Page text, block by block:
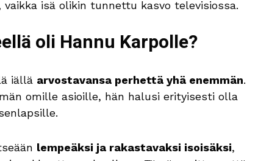
isä olikin tunnettu kasvo televisiossa.
oli Hannu Karpolle?
iällä arvostavansa perhettä yhä enemmän.
omille asioille, hän halusi erityisesti olla
lempeäksi ja rakastavaksi isoisäksi,